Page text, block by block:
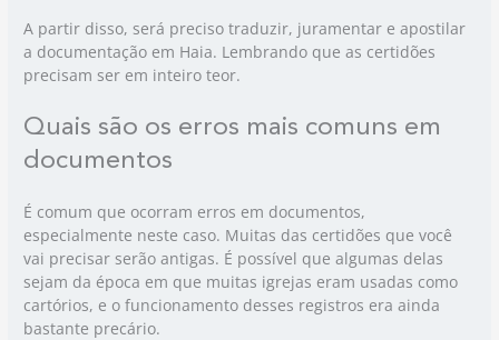
A partir disso, será preciso traduzir, juramentar e apostilar
a documentação em Haia. Lembrando que as certidões
precisam ser em inteiro teor.
Quais são os erros mais comuns em
documentos
É comum que ocorram erros em documentos,
especialmente neste caso. Muitas das certidões que você
vai precisar serão antigas. É possível que algumas delas
sejam da época em que muitas igrejas eram usadas como
cartórios, e o funcionamento desses registros era ainda
bastante precário.